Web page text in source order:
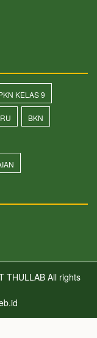
KELAS 9
BKN
THULLAB All rights